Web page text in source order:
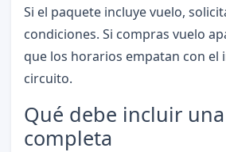
Si el paquete incluye vuelo,
condiciones. Si compras vuelo
que los horarios empatan con el
circuito.
Qué debe incluir
completa